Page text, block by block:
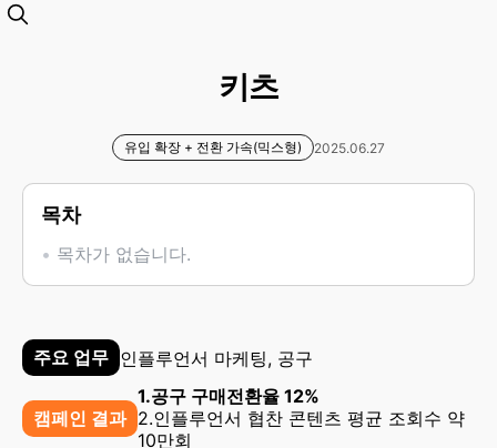
키츠
유입 확장 + 전환 가속(믹스형) 2025.06.27
목차
목차가 없습니다.
주요 업무 인플루언서 마케팅, 공구
캠페인 결과
1.공구 구매전환율 12%
2.인플루언서 협찬 콘텐츠 평균 조회수 약
10만회